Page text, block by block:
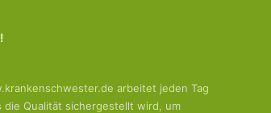
arbeitet jeden Tag
die Qualität sichergestellt wird, um